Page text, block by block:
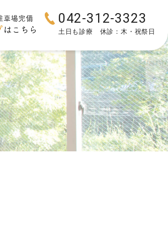
042-312-3323
土日も診療 休診：木・祝祭日